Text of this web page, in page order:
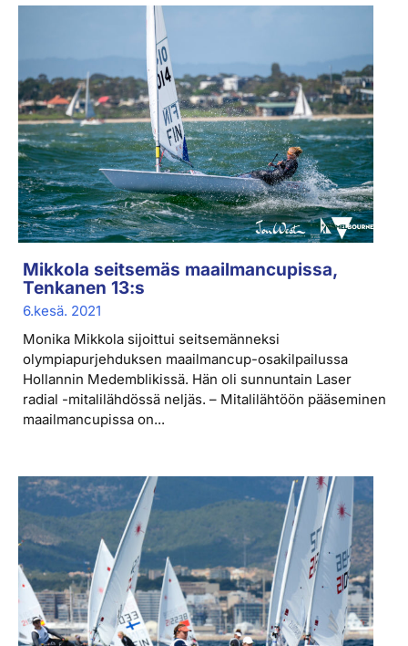
Mikkola seitsemäs maailmancupissa,
Tenkanen 13:s
6.kesä. 2021
Monika Mikkola sijoittui seitsemänneksi
olympiapurjehduksen maailmancup-osakilpailussa
Hollannin Medemblikissä. Hän oli sunnuntain Laser
radial -mitalilähdössä neljäs. – Mitalilähtöön pääseminen
maailmancupissa on...